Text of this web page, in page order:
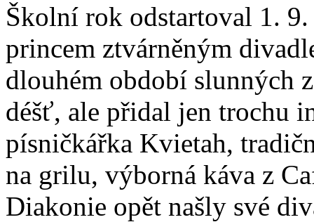
Školní rok odstartoval 1.
princem ztvárněným
dlouhém období slunných
déšť, ale přidal jen trochu
písničkářka Kvietah,
na grilu, výborná káva z
Diakonie opět našly své